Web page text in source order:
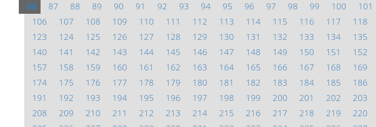
86
87 88 89 90 91 92 93 94 95 96 97 98 99 100 101
106
107 108 109 110 111 112 113 114 115 116 117 118
123
124 125 126 127 128 129 130 131 132 133 134 135
140
141 142 143 144 145 146 147 148 149 150 151 152
157
158 159 160 161 162 163 164 165 166 167 168 169
174
175 176 177 178 179 180 181 182 183 184 185 186
191
192 193 194 195 196 197 198 199 200 201 202 203
208
209 210 211 212 213 214 215 216 217 218 219 220